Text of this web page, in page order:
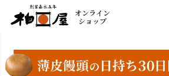
オンライン
ショップ